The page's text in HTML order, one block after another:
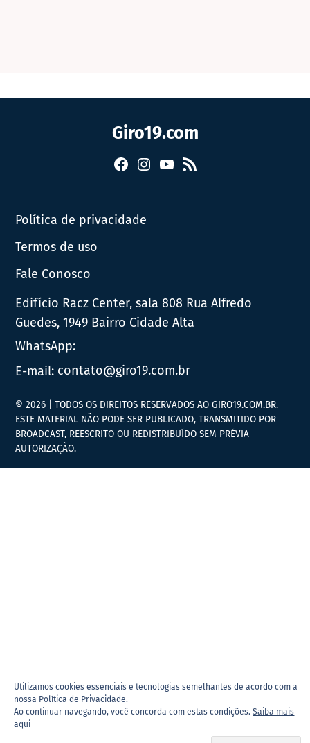
Giro19.com
FacebookInstagram
YouTube
RSS
Política de privacidade
Termos de uso
Fale Conosco
Edifício Racz Center, sala 808 Rua Alfredo
Guedes, 1949 Bairro Cidade Alta
WhatsApp:
E-mail: contato@giro19.com.br
Utilizamos cookies essenciais e tecnologias semelhantes de acordo com a
nossa Política de Privacidade.
Ao continuar navegando, você concorda com estas condições.Saiba mais
aqui
© 2026 | TODOS OS DIREITOS RESERVADOS AO GIRO19.COM.BR.
ESTE MATERIAL NÃO PODE SER PUBLICADO, TRANSMITIDO POR
BROADCAST, REESCRITO OU REDISTRIBUÍDO SEM PRÉVIA
AUTORIZAÇÃO.